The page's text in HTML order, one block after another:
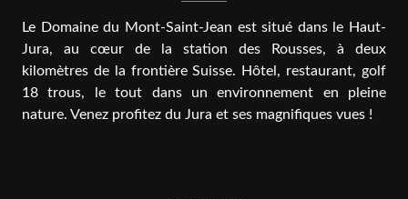
Le Domaine du Mont-Saint-Jean est situé dans le Haut-
Jura, au cœur de la station des Rousses, à deux
kilomètres de la frontière Suisse. Hôtel, restaurant, golf
18 trous, le tout dans un environnement en pleine
nature. Venez profitez du Jura et ses magnifiques vues !